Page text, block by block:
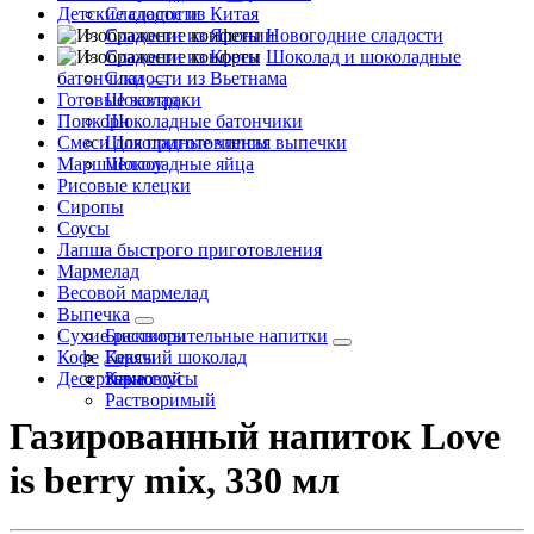
Сладости из Китая
Сладости из Японии
Сладости из Кореи
Сладости из Вьетнама
Детские сладости
Новогодние сладости
Шоколад и шоколадные
батончики
Шоколад
Шоколадные батончики
Шоколадные чипсы
Шоколадные яйца
Готовые завтраки
Попкорн
Смеси для приготовления выпечки
Маршмеллоу
Рисовые клецки
Сиропы
Соусы
Лапша быстрого приготовления
Мармелад
Весовой мармелад
Выпечка
Бисквиты
Кексы
Сухие растворительные напитки
Горячий шоколад
Какао
Кофе
Зерновой
Растворимый
Десертные соусы
Газированный напиток Love
is berry mix, 330 мл